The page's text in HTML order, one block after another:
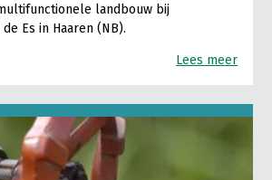
landbouw bij
Es in Haaren (NB).
Lees meer